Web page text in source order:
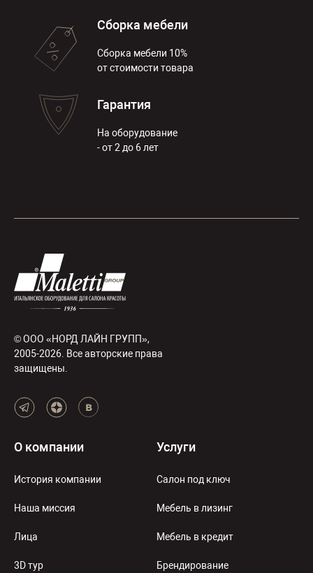
Сборка мебели
Сборка мебели 10%
от стоимости товара
Гарантия
На оборудование
- от 2 до 6 лет
© ООО «НОРД ЛАЙН ГРУПП»,
2005-2026. Все авторские права
защищены.
О компании
История компании
Наша миссия
Лица
3D тур
Услуги
Салон под ключ
Мебель в лизинг
Мебель в кредит
Брендирование